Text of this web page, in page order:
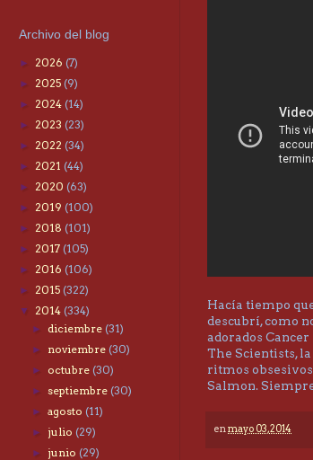
Hacía tiempo
descubrí, como
adorados
The Scientists, la
ritmos
Salmon.
enmayo 03, 2014
Archivo del blog
► 2026 (7)
► 2025 (9)
► 2024 (14)
► 2023 (23)
► 2022 (34)
► 2021 (44)
► 2020 (63)
► 2019 (100)
► 2018 (101)
► 2017 (105)
► 2016 (106)
► 2015 (322)
▼ 2014 (334)
► diciembre(31)
► noviembre(30)
► octubre(30)
►septiembre(30)
►agosto(11)
► julio(29)
► junio(29)